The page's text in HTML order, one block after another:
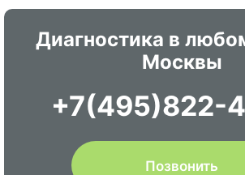
Диагностика в
Москвы
+7(495)822-
Позвонить